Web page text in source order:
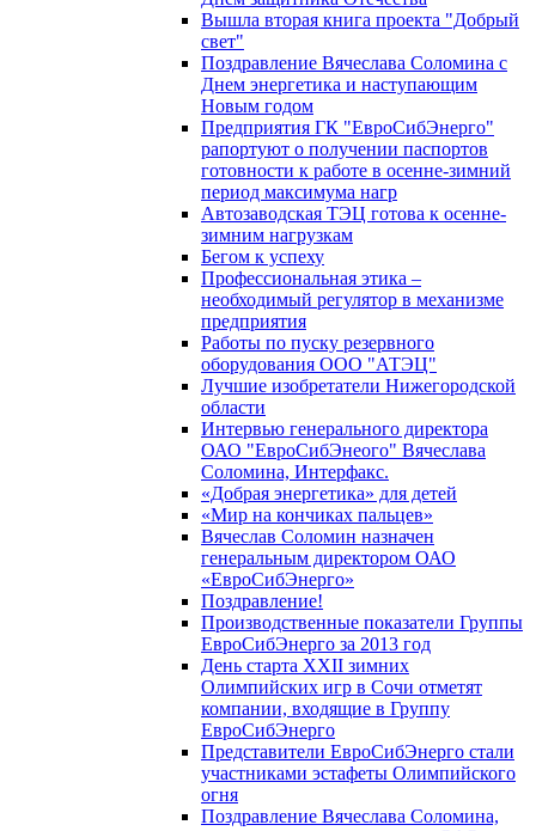
Вышла вторая книга проекта "Добрый
свет"
Поздравление Вячеслава Соломина с
Днем энергетика и наступающим
Новым годом
Предприятия ГК "ЕвроСибЭнерго"
рапортуют о получении паспортов
готовности к работе в осенне-зимний
период максимума нагр
Автозаводская ТЭЦ готова к осенне-
зимним нагрузкам
Бегом к успеху
Профессиональная этика –
необходимый регулятор в механизме
предприятия
Работы по пуску резервного
оборудования ООО "АТЭЦ"
Лучшие изобретатели Нижегородской
области
Интервью генерального директора
ОАО "ЕвроСибЭнеого" Вячеслава
Соломина, Интерфакс.
«Добрая энергетика» для детей
«Мир на кончиках пальцев»
Вячеслав Соломин назначен
генеральным директором ОАО
«ЕвроСибЭнерго»
Поздравление!
Производственные показатели Группы
ЕвроСибЭнерго за 2013 год
День старта XXII зимних
Олимпийских игр в Сочи отметят
компании, входящие в Группу
ЕвроСибЭнерго
Представители ЕвроСибЭнерго стали
участниками эстафеты Олимпийского
огня
Поздравление Вячеслава Соломина,